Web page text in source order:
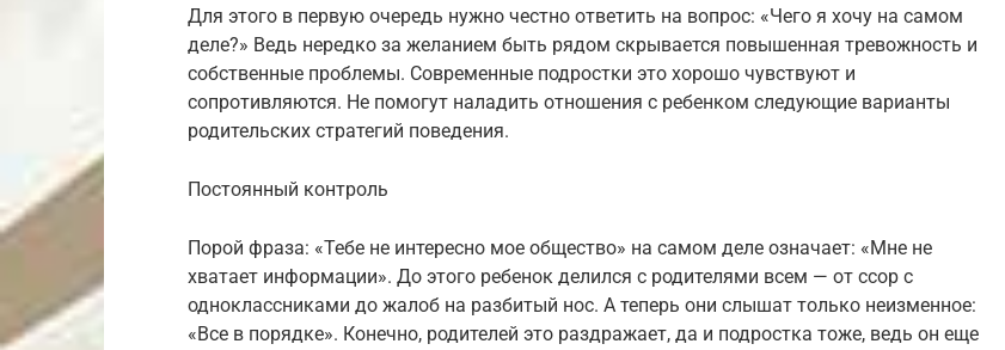
Для этого в первую очередь нужно честно ответить на вопрос: «Чего я хочу на самом
деле?» Ведь нередко за желанием быть рядом скрывается повышенная тревожность и
собственные проблемы. Современные подростки это хорошо чувствуют и
сопротивляются. Не помогут наладить отношения с ребенком следующие варианты
родительских стратегий поведения.
Постоянный контроль
Порой фраза: «Тебе не интересно мое общество» на самом деле означает: «Мне не
хватает информации». До этого ребенок делился с родителями всем — от ссор с
одноклассниками до жалоб на разбитый нос. А теперь они слышат только неизменное:
«Все в порядке». Конечно, родителей это раздражает, да и подростка тоже, ведь он еще